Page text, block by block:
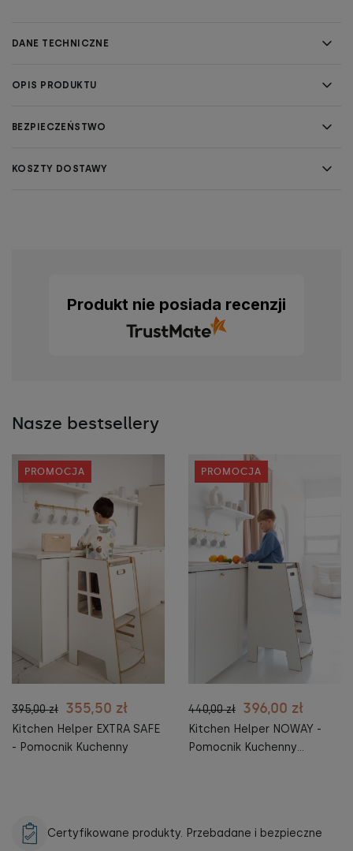
DANE TECHNICZNE
OPIS PRODUKTU
BEZPIECZEŃSTWO
KOSZTY DOSTAWY
Produkt nie posiada recenzji
Nasze bestsellery
PROMOCJA
395,00 zł 355,50 zł
Kitchen Helper EXTRA SAFE
- Pomocnik Kuchenny
PROMOCJA
440,00 zł 396,00 zł
Kitchen Helper NOWAY -
Pomocnik Kuchenny
Certyfikowane produkty. Przebadane i bezpieczne